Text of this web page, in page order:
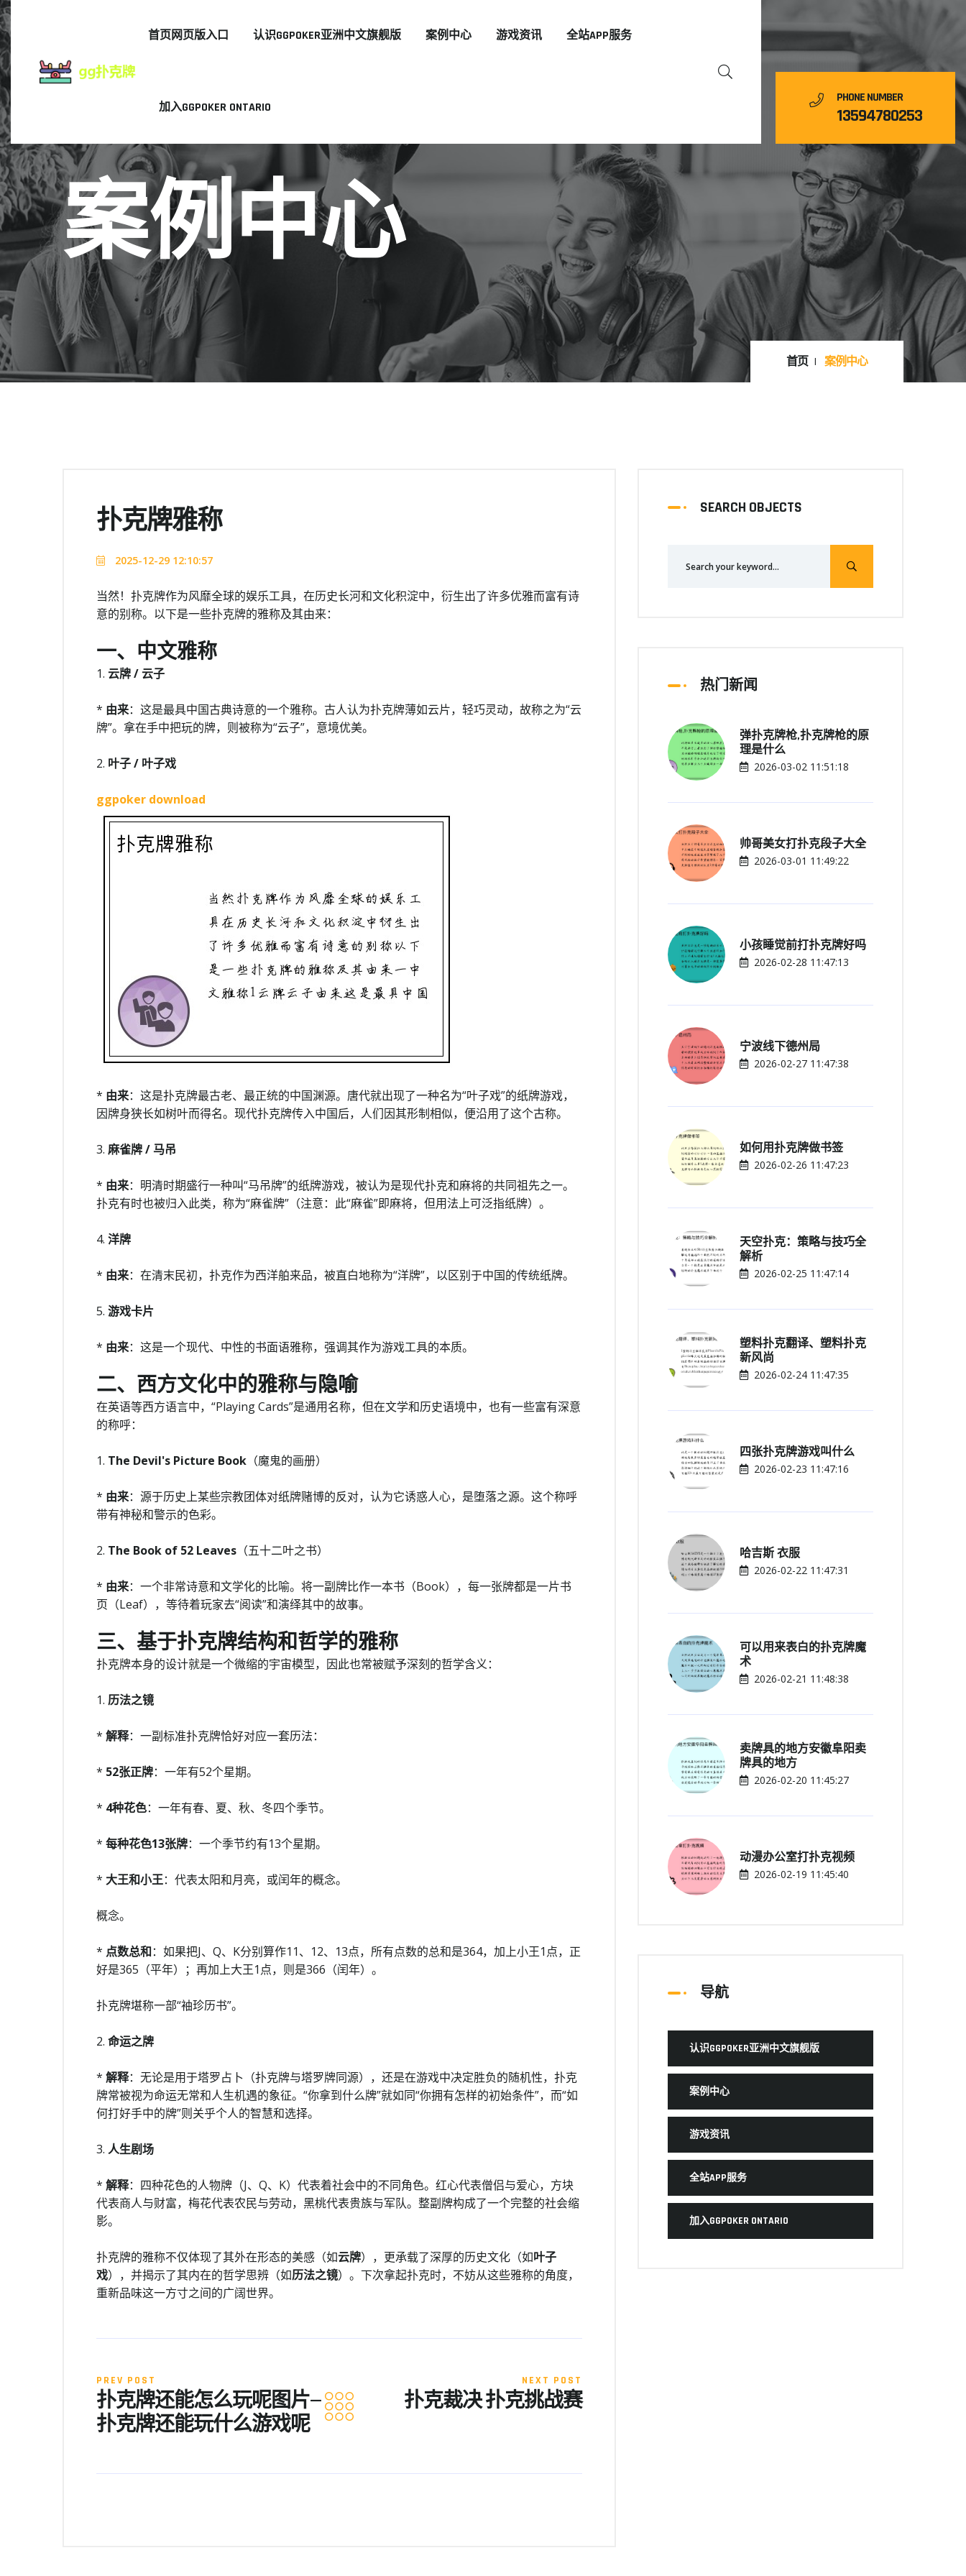
首页网页版入口 认识GGPOKER亚洲中文旗舰版 案例中心 游戏资讯 全站APP服务
加入GGPOKER ONTARIO
PHONE NUMBER
13594780253
案例中心
首页 案例中心
扑克牌雅称
2025-12-29 12:10:57
当然！扑克牌作为风靡全球的娱乐工具，在历史长河和文化积淀中，衍生出了许多优雅而富有诗
意的别称。以下是一些扑克牌的雅称及其由来：
一、中文雅称
1. 云牌 / 云子
* 由来：这是最具中国古典诗意的一个雅称。古人认为扑克牌薄如云片，轻巧灵动，故称之为“云
牌”。拿在手中把玩的牌，则被称为“云子”，意境优美。
2. 叶子 / 叶子戏
ggpoker download
* 由来：这是扑克牌最古老、最正统的中国渊源。唐代就出现了一种名为“叶子戏”的纸牌游戏，
因牌身狭长如树叶而得名。现代扑克牌传入中国后，人们因其形制相似，便沿用了这个古称。
3. 麻雀牌 / 马吊
* 由来：明清时期盛行一种叫“马吊牌”的纸牌游戏，被认为是现代扑克和麻将的共同祖先之一。
扑克有时也被归入此类，称为“麻雀牌”（注意：此“麻雀”即麻将，但用法上可泛指纸牌）。
4. 洋牌
* 由来：在清末民初，扑克作为西洋舶来品，被直白地称为“洋牌”，以区别于中国的传统纸牌。
5. 游戏卡片
* 由来：这是一个现代、中性的书面语雅称，强调其作为游戏工具的本质。
二、西方文化中的雅称与隐喻
在英语等西方语言中，“Playing Cards”是通用名称，但在文学和历史语境中，也有一些富有深意
的称呼：
1. The Devil's Picture Book （魔鬼的画册）
* 由来：源于历史上某些宗教团体对纸牌赌博的反对，认为它诱惑人心，是堕落之源。这个称呼
带有神秘和警示的色彩。
2. The Book of 52 Leaves （五十二叶之书）
* 由来：一个非常诗意和文学化的比喻。将一副牌比作一本书（Book），每一张牌都是一片书
页（Leaf），等待着玩家去“阅读”和演绎其中的故事。
三、基于扑克牌结构和哲学的雅称
扑克牌本身的设计就是一个微缩的宇宙模型，因此也常被赋予深刻的哲学含义：
1. 历法之镜
* 解释：一副标准扑克牌恰好对应一套历法：
* 52张正牌：一年有52个星期。
* 4种花色：一年有春、夏、秋、冬四个季节。
* 每种花色13张牌：一个季节约有13个星期。
* 大王和小王：代表太阳和月亮，或闰年的概念。
概念。
* 点数总和：如果把J、Q、K分别算作11、12、13点，所有点数的总和是364，加上小王1点，正
好是365（平年）；再加上大王1点，则是366（闰年）。
扑克牌堪称一部“袖珍历书”。
2. 命运之牌
* 解释：无论是用于塔罗占卜（扑克牌与塔罗牌同源），还是在游戏中决定胜负的随机性，扑克
牌常被视为命运无常和人生机遇的象征。“你拿到什么牌”就如同“你拥有怎样的初始条件”，而“如
何打好手中的牌”则关乎个人的智慧和选择。
3. 人生剧场
* 解释：四种花色的人物牌（J、Q、K）代表着社会中的不同角色。红心代表僧侣与爱心，方块
代表商人与财富，梅花代表农民与劳动，黑桃代表贵族与军队。整副牌构成了一个完整的社会缩
影。
扑克牌的雅称不仅体现了其外在形态的美感（如云牌），更承载了深厚的历史文化（如叶子
戏），并揭示了其内在的哲学思辨（如历法之镜）。下次拿起扑克时，不妨从这些雅称的角度，
重新品味这一方寸之间的广阔世界。
PREV POST
扑克牌还能怎么玩呢图片—
扑克牌还能玩什么游戏呢
NEXT POST
扑克裁决 扑克挑战赛
SEARCH OBJECTS
热门新闻
弹扑克牌枪,扑克牌枪的原
理是什么
2026-03-02 11:51:18
帅哥美女打扑克段子大全
2026-03-01 11:49:22
小孩睡觉前打扑克牌好吗
2026-02-28 11:47:13
宁波线下德州局
2026-02-27 11:47:38
如何用扑克牌做书签
2026-02-26 11:47:23
天空扑克：策略与技巧全
解析
2026-02-25 11:47:14
塑料扑克翻译、塑料扑克
新风尚
2026-02-24 11:47:35
四张扑克牌游戏叫什么
2026-02-23 11:47:16
哈吉斯 衣服
2026-02-22 11:47:31
可以用来表白的扑克牌魔
术
2026-02-21 11:48:38
卖牌具的地方安徽阜阳卖
牌具的地方
2026-02-20 11:45:27
动漫办公室打扑克视频
2026-02-19 11:45:40
导航
认识GGPOKER亚洲中文旗舰版
案例中心
游戏资讯
全站APP服务
加入GGPOKER ONTARIO